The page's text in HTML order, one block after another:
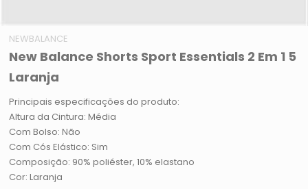
NEWBALANCE
New Balance Shorts Sport Essentials 2 Em 1 5
Laranja
Principais especificações do produto:
Altura da Cintura: Média
Com Bolso: Não
Com Cós Elástico: Sim
Composição: 90% poliéster, 10% elastano
Cor: Laranja